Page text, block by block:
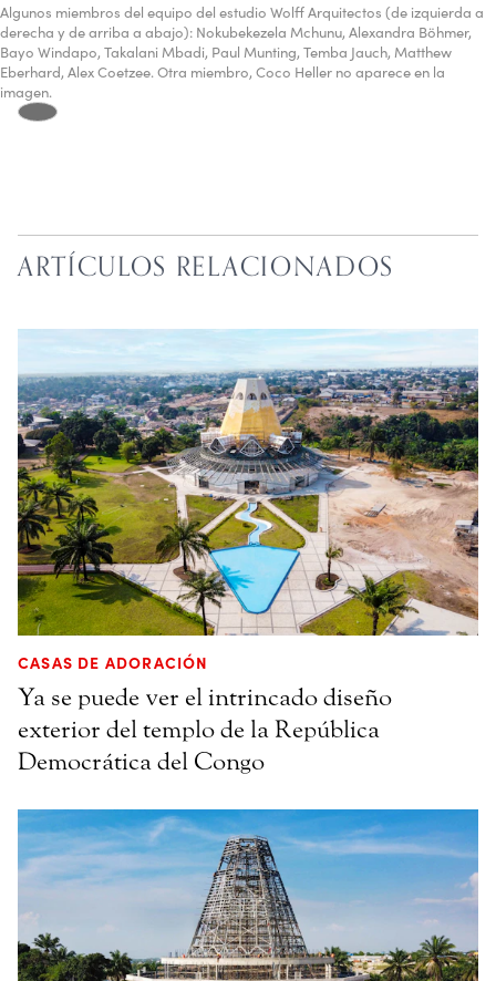
Algunos miembros del equipo del estudio Wolff Arquitectos (de izquierda a
derecha y de arriba a abajo): Nokubekezela Mchunu, Alexandra Böhmer,
Bayo Windapo, Takalani Mbadi, Paul Munting, Temba Jauch, Matthew
Eberhard, Alex Coetzee. Otra miembro, Coco Heller no aparece en la
imagen.
ARTÍCULOS RELACIONADOS
CASAS DE ADORACIÓN
Ya se puede ver el intrincado diseño
exterior del templo de la República
Democrática del Congo